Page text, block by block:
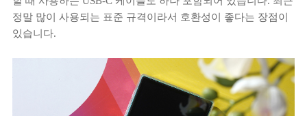
정말 많이 사용되는 표준 규격이라서 호환성이 좋다는 장점이
있습니다.